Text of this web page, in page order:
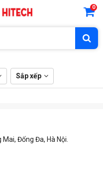
0
Sắp xếp
Đống Đa, Hà Nội.